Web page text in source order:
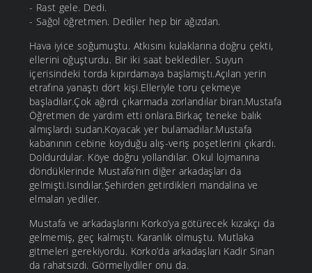
- Rast gele. Dedi.
- Sağol öğretmen. Dediler hep bir ağızdan.
Hava iyice soğumuştu. Atkısını kulaklarına doğru çekti,
ellerini oğuşturdu. Bir iki saat beklediler. Suyun
içerisindeki torda kıpırdamaya başlamıştı.Açılan yerin
etrafına yanaştı dört kişi.Elleriyle toru çekmeye
başladılar.Çok ağırdı çıkarmada zorlandılar biran.Mustafa
Öğretmen de yardım etti onlara.Birkaç teneke balık
almışlardı sudan.Koyacak yer bulamadılar.Mustafa
kabanının cebine koyduğu alış-veriş poşetlerini çıkardı.
Doldurdular. Köye doğru yollandılar. Okul lojmanına
döndüklerinde Mustafa’nın diğer arkadaşları da
gelmişti.Isındılar.Şehirden getirdikleri mandalina ve
elmaları yediler.
Mustafa ve arkadaşlarını Korko’ya götürecek kızakçı da
gelmemiş, geç kalmıştı. Karanlık olmuştu. Mutlaka
gitmeleri gerekiyordu. Korko’da arkadaşları Kadir Sinan
da rahatsızdı. Görmeliydiler onu da.